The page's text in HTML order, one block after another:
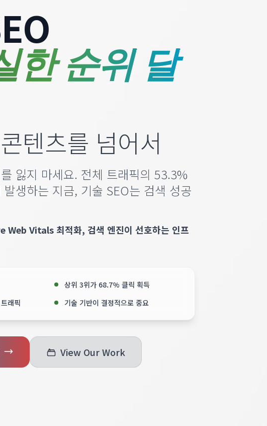
한 순위 달
텐츠를 넘어서
잃지 마세요. 전체 트래픽의 53.3%
생하는 지금, 기술 SEO는 검색 성공
Web Vitals 최적화, 검색 엔진이 선호하는 인프
상위 3위가 68.7% 클릭 획득
래픽
기술 기반이 결정적으로 중요
View Our Work